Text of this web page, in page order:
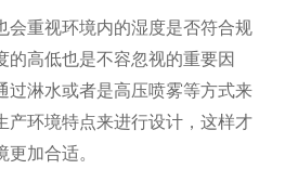
重视环境内的湿度是否符合规
的高低也是不容忽视的重要因
过淋水或者是高压喷雾等方式来
产环境特点来进行设计，这样才
加合适。